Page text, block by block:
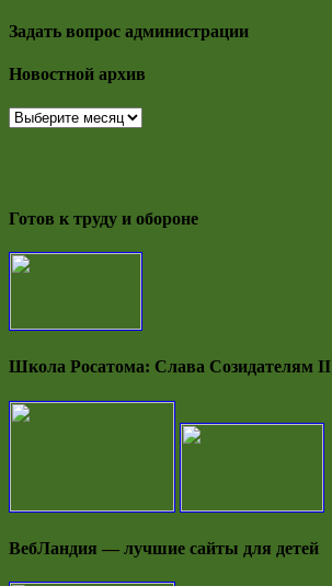
Задать вопрос администрации
Новостной архив
Новостной
Готов к труду и обороне
Школа Росатома: Слава Созидателям II
ВебЛандия — лучшие сайты для детей